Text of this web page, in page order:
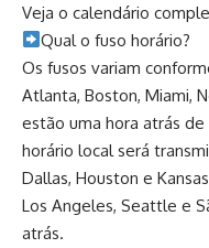
Veja o calendário
​Qual o fuso horário?
Os fusos variam
Atlanta, Boston, Miami,
estão uma hora atrás de
horário local será
Dallas, Houston e
Los Angeles, Seattle e
atrás.